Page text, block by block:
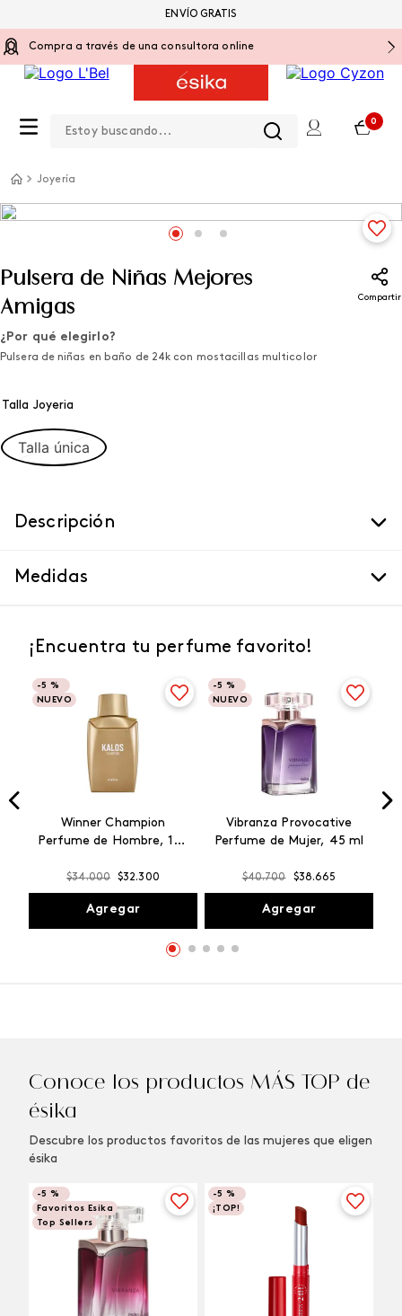
Compra a través de una consultora online
0
ENVÍO GRATIS
Joyería
Pulsera de Niñas Mejores
Amigas
Compartir
¿Por qué elegirlo?
Pulsera de niñas en baño de 24k con mostacillas multicolor
Talla Joyeria
Talla única
Descripción
Medidas
¡Encuentra tu perfume favorito!
-5 %
NUEVO
Winner Champion
Perfume de Hombre, 100
$34.000 $32.300
Agregar
-5 %
NUEVO
Vibranza Provocative
Perfume de Mujer, 45 ml
$40.700 $38.665
Agregar
Conoce los productos MÁS TOP de
ésika
Descubre los productos favoritos de las mujeres que eligen
ésika
-5 %
Favoritos Esika
Top Sellers
-5 %
¡TOP!